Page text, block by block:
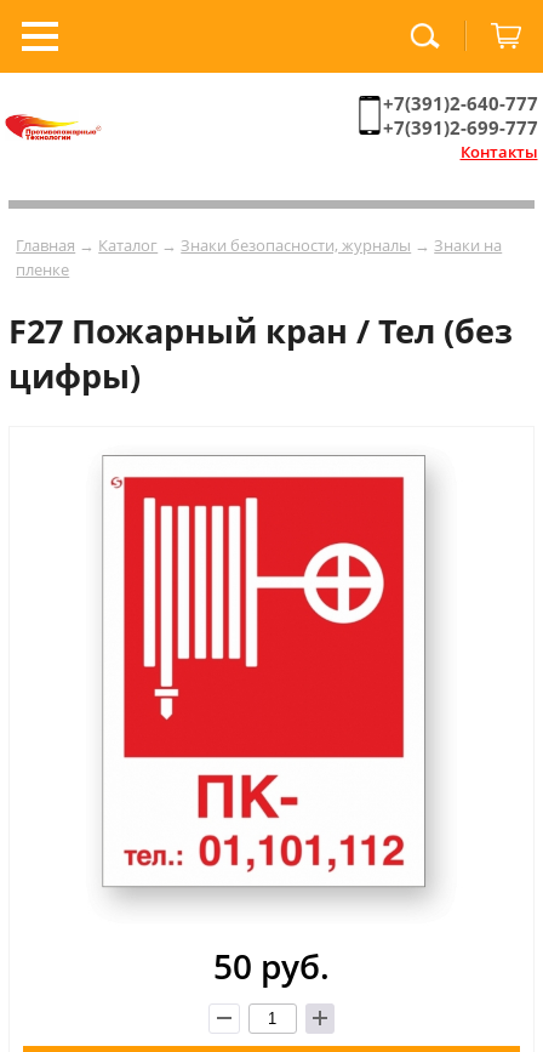
+7(391)2-640-777
+7(391)2-699-777
Контакты
Главная → Каталог →Знаки безопасности, журналы →Знаки на
пленке
F27 Пожарный кран / Тел (без
цифры)
50 руб.